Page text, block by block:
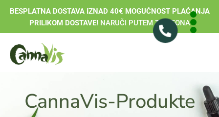
BESPLATNA DOSTAVA IZNAD 40€ MOGUĆNOST PLAĆANJA
PRILIKOM DOSTAVE!NARUČI PUTEM TELEFONA
CannaVis-Produkte